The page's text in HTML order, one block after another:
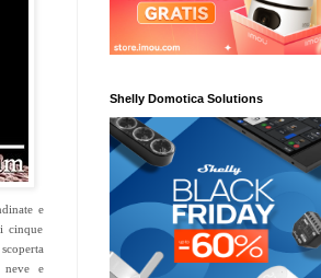
e
cinque
neve e
Shelly Domotica Solutions